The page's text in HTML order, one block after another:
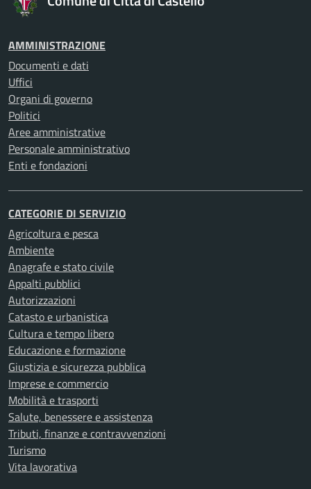
AMMINISTRAZIONE
Documenti e dati
Uffici
Organi di governo
Politici
Aree amministrative
Personale amministrativo
Enti e fondazioni
CATEGORIE DI SERVIZIO
Agricoltura e pesca
Ambiente
Anagrafe e stato civile
Appalti pubblici
Autorizzazioni
Catasto e urbanistica
Cultura e tempo libero
Educazione e formazione
Giustizia e sicurezza pubblica
Imprese e commercio
Mobilità e trasporti
Salute, benessere e assistenza
Tributi, finanze e contravvenzioni
Turismo
Vita lavorativa